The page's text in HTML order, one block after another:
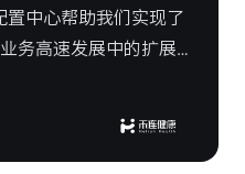
置中心帮助我们实现了
务高速发展中的扩展